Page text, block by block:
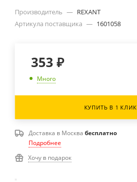
Производитель — REXANT
Артикула поставщика — 1601058
353 ₽
Много
КУПИТЬ В 1 КЛИК
Доставка в Москва бесплатно
Подробнее
Хочу в подарок